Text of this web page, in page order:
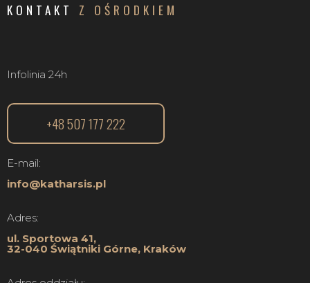
KONTAKT Z OŚRODKIEM
Infolinia 24h
+48 507 177 222
E-mail:
info@katharsis.pl
Adres:
ul. Sportowa 41,
32-040 Świątniki Górne, Kraków